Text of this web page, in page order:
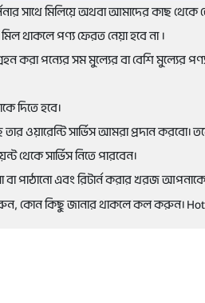
সাথে মিলিয়ে অথবা আমাদের কাছ থেকে
থাকলে পণ্য ফেরত নেয়া হবে না ।
করা পন্যের সম মুল্যের বা বেশি মুল্যের
দিতে হবে।
ওয়ারেন্টি সার্ভিস আমরা প্রদান করবো।
থেকে সার্ভিস নিতে পারবেন।
বা পাঠানো এবং রিটার্ন করার খরজ
কোন কিছু জানার থাকলে কল করুন।